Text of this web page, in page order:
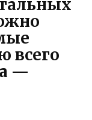
всего
—